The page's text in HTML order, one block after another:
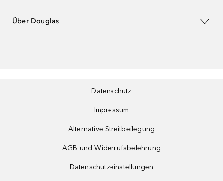
Über Douglas
Datenschutz
Impressum
Alternative Streitbeilegung
AGB und Widerrufsbelehrung
Datenschutzeinstellungen